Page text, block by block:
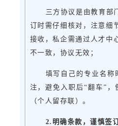
三方协议是由教育部
订时需仔细核对，注意细
接收，私企需通过人才中
不一致，协议无效；
填写自己的专业名称
注，避免入职后“翻车”
（个人留存联）。
2.明确条款，谨慎签订